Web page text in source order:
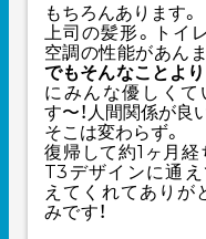
もちろんあります。
上司の髪形。トイ
空調の性能があん
でもそんなことより
にみんな優しく
す〜！人間関係が良
そこは変わらず。
復帰して約1ヶ月経
T3デザインに通
えてくれてありが
みです！